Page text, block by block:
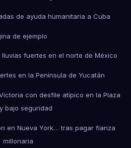
de ayuda humanitaria a Cuba
de ejemplo
fuertes en el norte de México
en la Península de Yucatán
con desfile atípico en la Plaza
bajo seguridad
en Nueva York… tras pagar fianza
millonaria